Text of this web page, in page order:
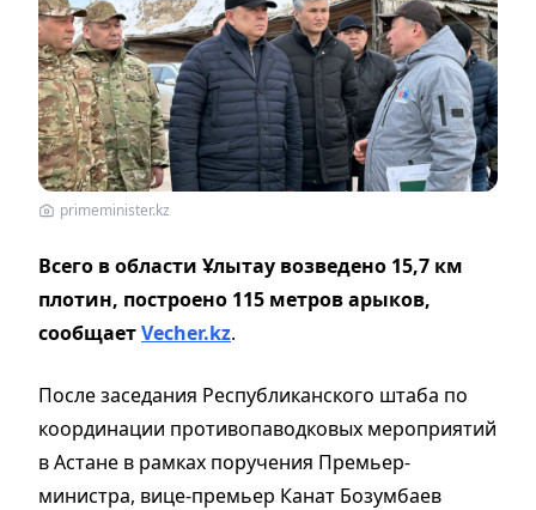
primeminister.kz
Всего в области Ұлытау возведено 15,7 км
плотин, построено 115 метров арыков,
сообщаетVecher.kz.
После заседания Республиканского штаба по
координации противопаводковых мероприятий
в Астане в рамках поручения Премьер-
министра, вице-премьер Канат Бозумбаев